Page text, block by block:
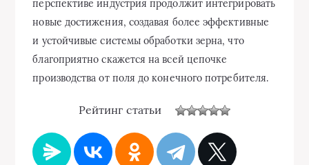
перспективе индустрия продолжит интегрировать
новые достижения, создавая более эффективные
и устойчивые системы обработки зерна, что
благоприятно скажется на всей цепочке
производства от поля до конечного потребителя.
Рейтинг статьи